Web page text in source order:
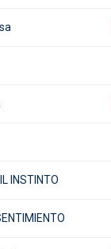
INSTINTO